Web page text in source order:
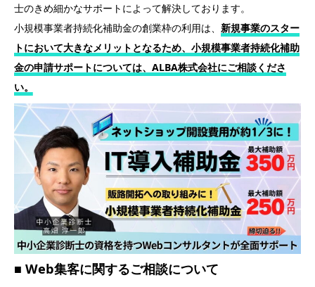
士のきめ細かなサポートによって解決しております。
小規模事業者持続化補助金の創業枠の利用は、 新規事業のスター
トにおいて大きなメリットとなるため、小規模事業者持続化補助
金の申請サポートについては、ALBA株式会社にご相談くださ
い。
■ Web集客に関するご相談について